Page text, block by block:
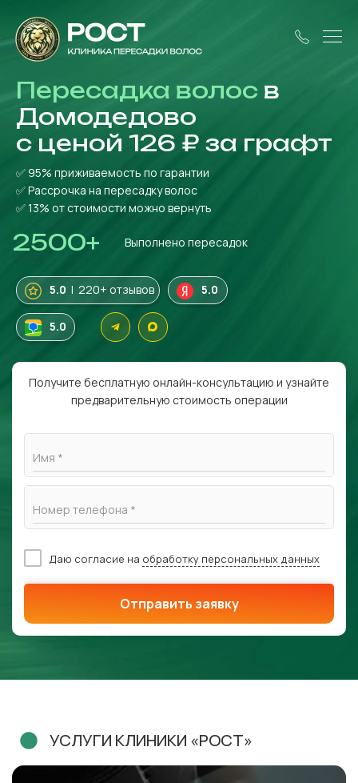
Пересадка волос в
Домодедово
с ценой 126 ₽ за графт
✅ 95% приживаемость по гарантии
✅ Рассрочка на пересадку волос
✅ 13% от стоимости можно вернуть
2500+ Выполнено пересадок
5.0 | 220+ отзывов 5.0
5.0
Получите бесплатную онлайн-консультацию и узнайте
предварительную стоимость операции
Имя *
Номер телефона *
Даю согласие на обработку персональных данных
Отправить заявку
УСЛУГИ КЛИНИКИ «РОСТ»